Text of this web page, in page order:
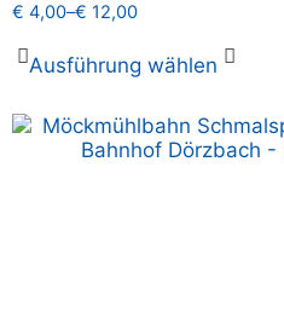
€ 4,00–€ 12,00
Ausführung wählen